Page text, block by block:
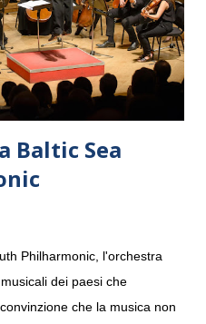
Baltic Sea
Philharmonic, l'orchestra
dei paesi che
che la musica non